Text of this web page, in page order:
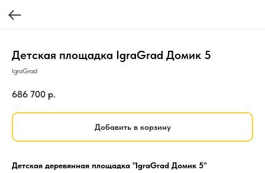
Детская площадка IgraGrad Домик 5
IgraGrad
686 700 р.
Добавить в корзину
Детская деревянная площадка "IgraGrad Домик 5"